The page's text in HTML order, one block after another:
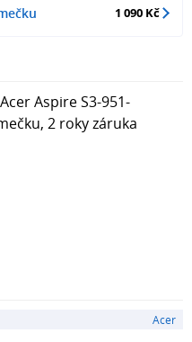
1 090 Kč
Aspire S3-951-
2 roky záruka
Acer